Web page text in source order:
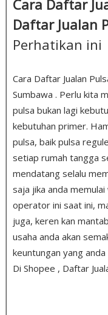
Cara Daftar
Daftar Jualan
Perhatikan ini
Cara Daftar Jualan
Sumbawa . Perlu kita
pulsa bukan lagi
kebutuhan primer.
pulsa, baik pulsa
setiap rumah tangga
mendatang selalu
saja jika anda
operator ini saat ini,
juga, keren kan
usaha anda akan
keuntungan yang
Di Shopee , Daftar